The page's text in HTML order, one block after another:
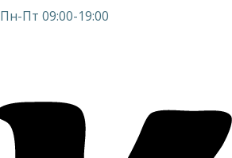
Пн-Пт 09:00-19:00